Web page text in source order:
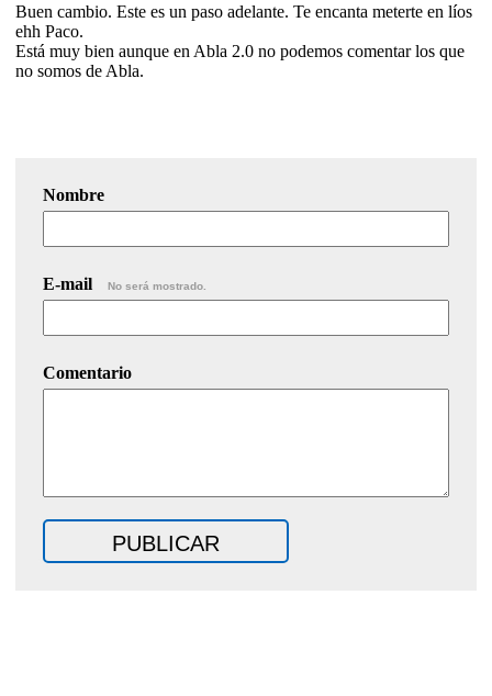
Buen cambio. Este es un paso adelante. Te encanta meterte en líos
ehh Paco.
Está muy bien aunque en Abla 2.0 no podemos comentar los que
no somos de Abla.
Nombre
E-mail No será mostrado.
Comentario